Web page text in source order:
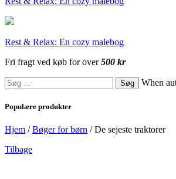
Rest & Relax: En cozy malebog
Fri fragt ved køb for over500 kr
Søg
efter:
When
Populære produkter
Hjem /Bøger for børn /De sejeste traktorer
Tilbage